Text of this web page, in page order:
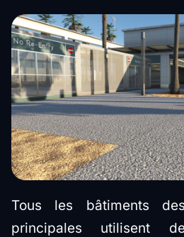
Tous les bâtiments
principales utilisent